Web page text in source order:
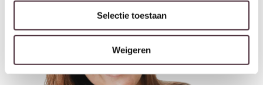
Selectie toestaan
Weigeren